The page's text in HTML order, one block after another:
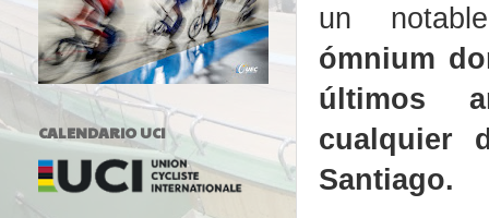
un notable
ómnium
últimos
cualquier
Santiago.
CALENDARIO UCI